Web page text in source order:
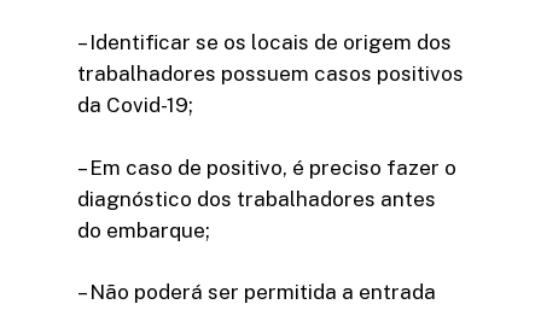
– Identificar se os locais de origem dos
trabalhadores possuem casos positivos
da Covid-19;
– Em caso de positivo, é preciso fazer o
diagnóstico dos trabalhadores antes
do embarque;
– Não poderá ser permitida a entrada